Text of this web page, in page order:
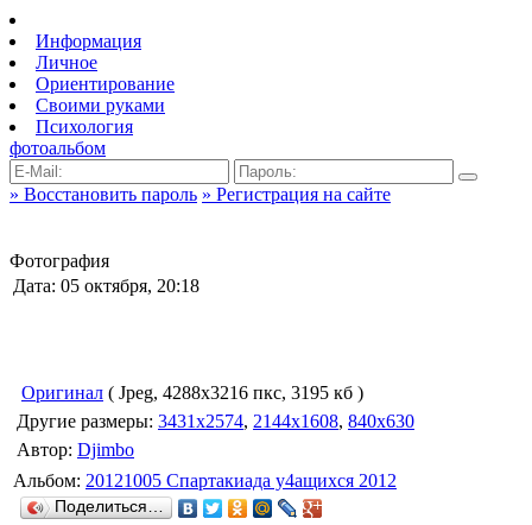
Информация
Личное
Ориентирование
Своими руками
Психология
фотоальбом
» Восстановить пароль » Регистрация на сайте
Фотография
Дата: 05 октября, 20:18
Оригинал ( Jpeg, 4288x3216 пкс, 3195 кб )
Другие размеры: 3431x2574, 2144x1608, 840x630
Автор: Djimbo
Альбом: 20121005 Спартакиада у4ащихся 2012
Поделиться…